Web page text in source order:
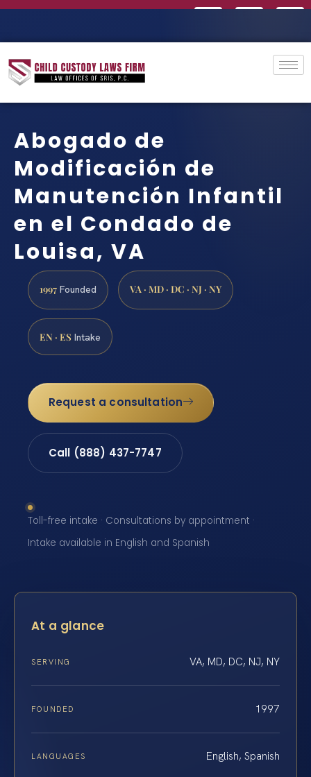
Abogado de
Modificación de
Manutención Infantil
en el Condado de
Louisa, VA
1997 Founded VA · MD · DC · NJ · NY
EN · ES Intake
Request a consultation
Call (888) 437-7747
Toll-free intake · Consultations by appointment ·
Intake available in English and Spanish
At a glance
SERVING VA, MD, DC, NJ, NY
FOUNDED 1997
LANGUAGES English, Spanish